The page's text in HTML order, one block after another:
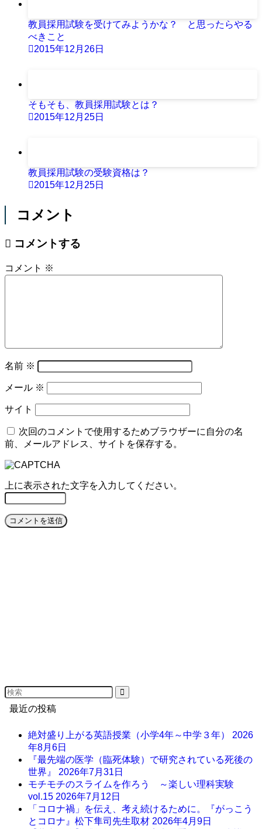
教員採用試験を受けてみようかな？ と思ったらやる
べきこと
2015年12月26日
そもそも、教員採用試験とは？
2015年12月25日
教員採用試験の受験資格は？
2015年12月25日
コメント
コメントする
コメント ※
名前 ※
メール ※
サイト
次回のコメントで使用するためブラウザーに自分の名
前、メールアドレス、サイトを保存する。
上に表示された文字を入力してください。
最近の投稿
絶対盛り上がる英語授業（小学4年～中学３年） 2026
年8月6日
『最先端の医学（臨死体験）で研究されている死後の
世界』 2026年7月31日
モチモチのスライムを作ろう ～楽しい理科実験
vol.15 2026年7月12日
「コロナ禍」を伝え、考え続けるために。『がっこう
とコロナ』松下隼司先生取材 2026年4月9日